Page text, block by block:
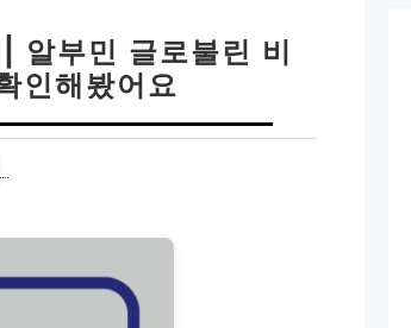
알부민 글로불린 비
인해봤어요